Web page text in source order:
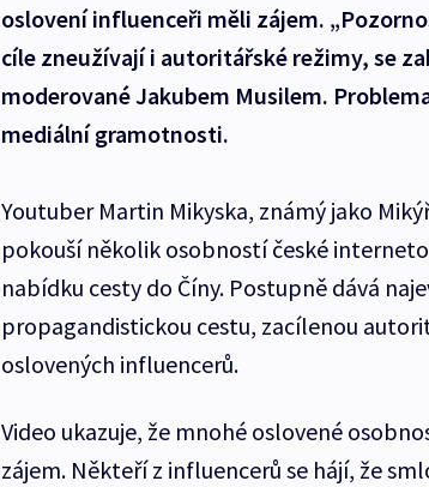
oslovení influenceři měli zájem.
cíle zneužívají i autoritářské režimy, se
moderované Jakubem Musilem.
mediální gramotnosti.
Youtuber Martin Mikyska, známý jako
pokouší několik osobností české
nabídku cesty do Číny. Postupně dává
propagandistickou cestu, zacílenou
oslovených influencerů.
Video ukazuje, že mnohé oslovené
zájem. Někteří z influencerů se hájí, že